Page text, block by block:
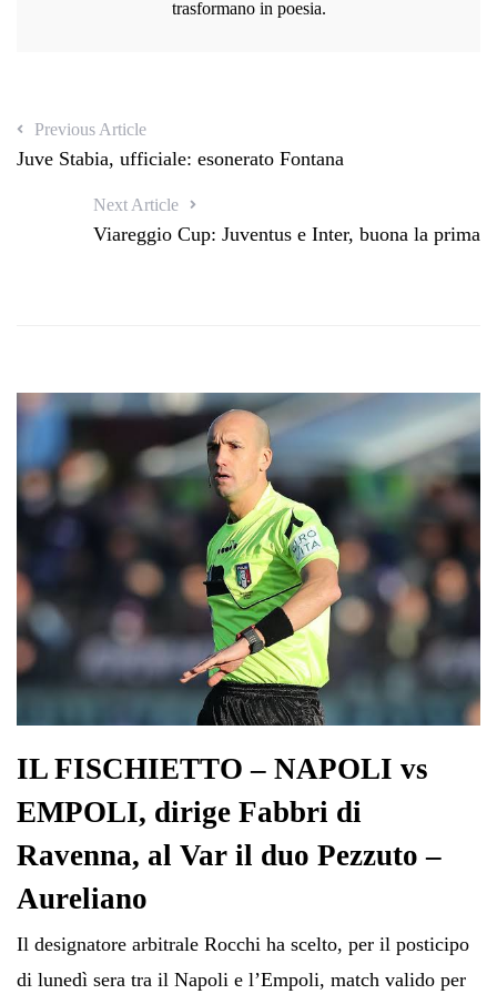
trasformano in poesia.
Previous Article
Juve Stabia, ufficiale: esonerato Fontana
Next Article
Viareggio Cup: Juventus e Inter, buona la prima
IL FISCHIETTO – NAPOLI vs
EMPOLI, dirige Fabbri di
Ravenna, al Var il duo Pezzuto –
Aureliano
Il designatore arbitrale Rocchi ha scelto, per il posticipo
di lunedì sera tra il Napoli e l’Empoli, match valido per